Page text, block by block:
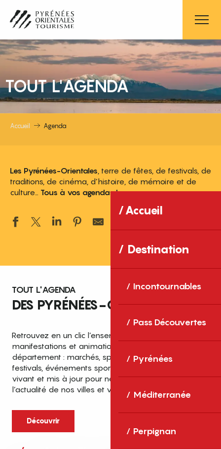
contenu
principal
Accueil
Destination
Incontournables
Pass Découvertes
Pyrénées
Méditerranée
Perpignan
TOUT L'AGENDA
Accueil Agenda
Les Pyrénées-Orientales , terre de fêtes, de festivals, de
traditions, de cinéma, d’histoire, de mémoire et de
culture… Tous à vos agendas !
TOUT L'AGENDA
DES PYRÉNÉES-ORIENTALES
Retrouvez en un clic l’ensemble des fêtes,
manifestations et animations recensées dans le
département : marchés, spectacles, expositions,
festivals, événements sportifs et culturels… un agenda
vivant et mis à jour pour ne rien manquer de
l’actualité de nos villes et villages.
Découvrir